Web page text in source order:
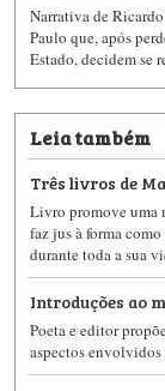
Narrativa de
Paulo que, após
Estado, decidem se
Leia também
Três livros de
Livro promove uma
faz jus à forma
durante toda a sua
Introduções ao
Poeta e editor
aspectos envolvidos